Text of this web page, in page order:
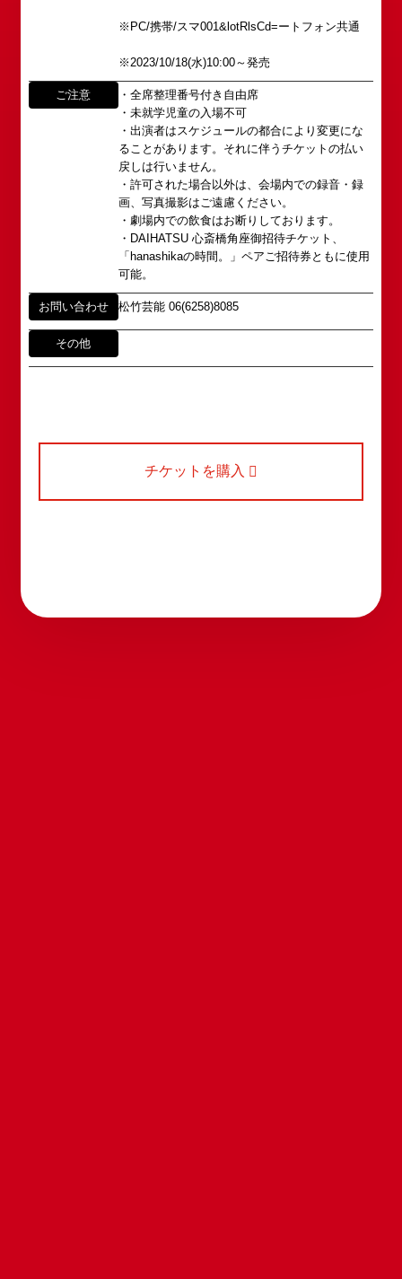
※PC/携帯/スマ001&lotRlsCd=ートフォン共通
※2023/10/18(水)10:00～発売
ご注意
・全席整理番号付き自由席
・未就学児童の入場不可
・出演者はスケジュールの都合により変更にな
ることがあります。それに伴うチケットの払い
戻しは行いません。
・許可された場合以外は、会場内での録音・録
画、写真撮影はご遠慮ください。
・劇場内での飲食はお断りしております。
・DAIHATSU 心斎橋角座御招待チケット、
「hanashikaの時間。」ペアご招待券ともに使用
可能。
お問い合わせ 松竹芸能 06(6258)8085
その他
チケットを購入 
心斎橋角座トップ
公演情報
アクセス
角座とは
お問い合わせ
その後、「角座」の名称は、松竹(株)の直営映画館
弊社直営の劇場「B1角座」(大阪市中央区)に引き継
がれていましたが、
2008年の角座ビル(大阪市中央区)の閉館と共に、
消滅致しました。
この由緒ある名称を、日本のエンタテインメントの
中心である東京・大阪で復活させ、 新たな歴史を
スタートさせたいと考えております。
この劇場から、日本を代表するエンタテインナーが
続々と輩出され、文化の発展に寄与できるものと考
えております。
2011年5月14日 新宿角座 開業
2019年1月1日 心斎橋角座 開業
イベント出演依頼メール送信フォーム
https://www.shochikugeino.co.jp/event/form/
タレントへのファンメール
fanmail@shochikugeino.jp
ホームページに関するご意見・ご感想（※）
webmaster@shochikugeino.jp
※イベント内容・出演者等に関するお問い合わせ・
ご意見・ご感想は各イベントのお問い合わせ先電話
※内容によっては弊社からの回答を控えさせていた
だく場合もございます。予めご了承の上お問い合わ
せください。